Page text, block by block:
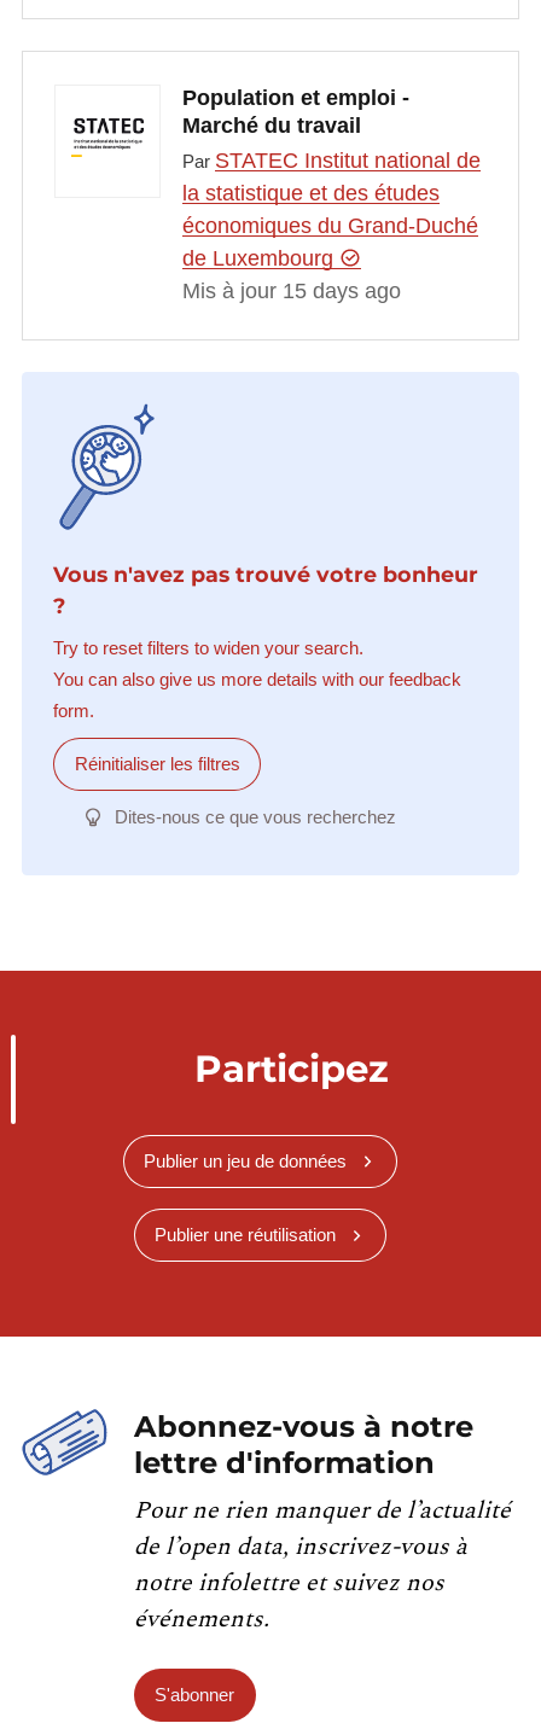
Population et emploi -
Marché du travail
Par STATEC Institut national de
la statistique et des études
économiques du Grand-Duché
de Luxembourg
Mis à jour 15 days ago
Vous n'avez pas trouvé votre bonheur
?
Try to reset filters to widen your search.
You can also give us more details with our feedback
form.
Réinitialiser les filtres
Dites-nous ce que vous recherchez
Participez
Publier un jeu de données
Publier une réutilisation
Abonnez-vous à notre
lettre d'information
Pour ne rien manquer de l’actualité
de l’open data, inscrivez-vous à
notre infolettre et suivez nos
événements.
S'abonner